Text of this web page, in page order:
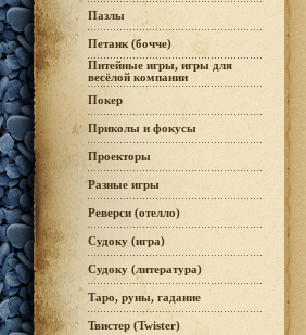
Пазлы
Петанк (бочче)
Питейные игры, игры для
весёлой компании
Покер
Приколы и фокусы
Проекторы
Разные игры
Реверси (отелло)
Судоку (игра)
Судоку (литература)
Таро, руны, гадание
Твистер (Twister)